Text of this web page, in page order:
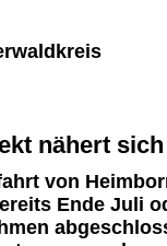
nähert
von
Ende Juli